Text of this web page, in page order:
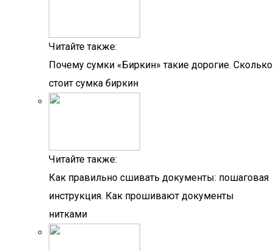
Читайте также:
Почему сумки «Биркин» такие дорогие. Сколько
стоит сумка биркин
Читайте также:
Как правильно сшивать документы: пошаговая
инструкция. Как прошивают документы
нитками